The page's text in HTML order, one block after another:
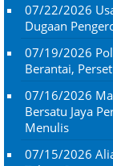
07/22/2026
Dugaan
07/19/2026
Berantai,
07/16/2026
Bersatu Jaya
Menulis
07/15/2026